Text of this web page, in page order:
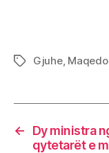
TagsGjuhe,
←
Dy ministra
qytetarët e